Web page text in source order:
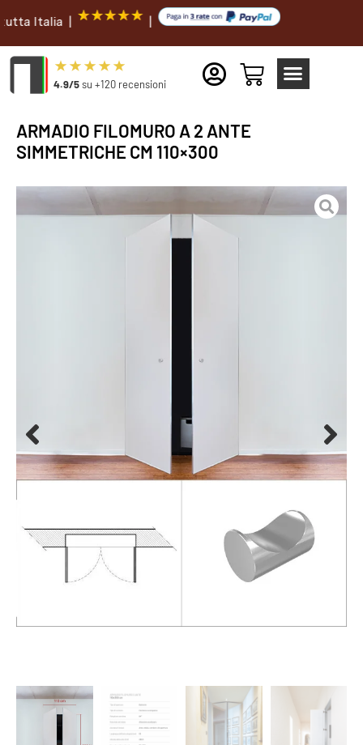
| |
4.9/5su +120 recensioni
ARMADIO FILOMURO A 2 ANTE
SIMMETRICHE CM 110×300